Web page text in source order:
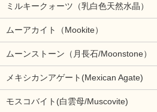
ミルキークォーツ（乳白色天然水晶）
ムーアカイト（Mookite）
ムーンストーン（月長石/Moonstone）
メキシカンアゲート(Mexican Agate)
モスコバイト(白雲母/Muscovite)